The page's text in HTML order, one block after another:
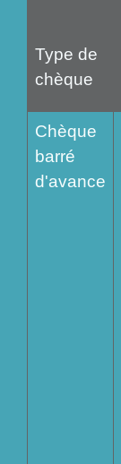
Type de
chèque
Chèque
barré
d'avance